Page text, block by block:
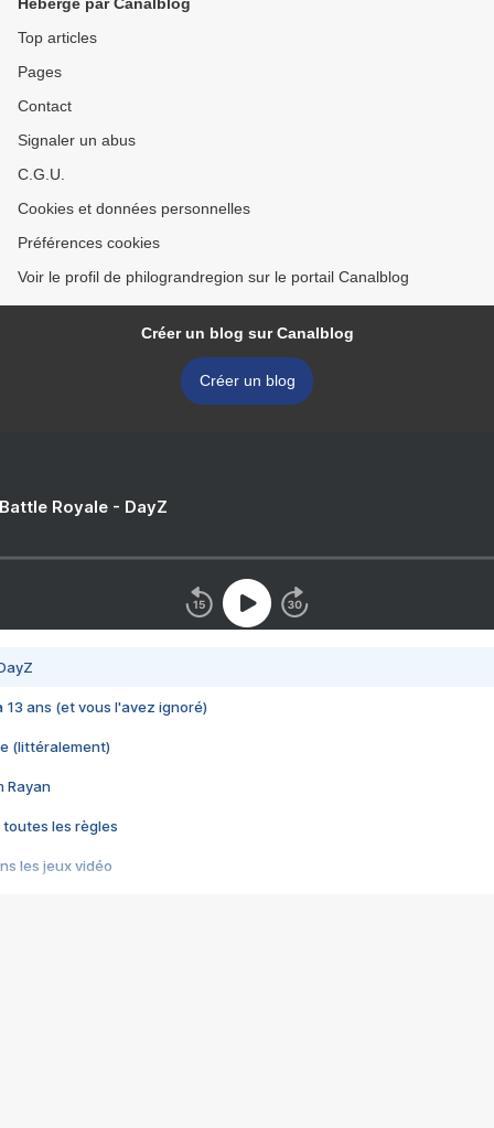
Top articles
Pages
Contact
Signaler un abus
C.G.U.
Cookies et données personnelles
Préférences cookies
Voir le profil de philograndregion sur le portail Canalblog
Créer un blog sur Canalblog
Créer un blog
Royale - DayZ
13 ans (et vous l'avez ignoré)
(littéralement)
Rayan
toutes les règles
les jeux vidéo